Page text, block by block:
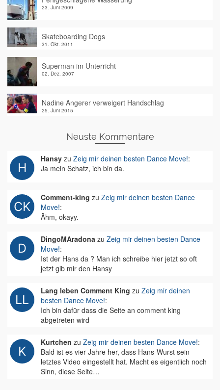
23. Juni 2009
Skateboarding Dogs
31. Okt. 2011
Superman im Unterricht
02. Dez. 2007
Nadine Angerer verweigert Handschlag
25. Juni 2015
Neuste Kommentare
Hansy zu Zeig mir deinen besten Dance Move!:
Ja mein Schatz, ich bin da.
Comment-king zu Zeig mir deinen besten Dance
Move!:
Ähm, okayy.
DingoMAradona zu Zeig mir deinen besten Dance
Move!:
Ist der Hans da ? Man ich schreibe hier jetzt so oft
jetzt gib mir den Hansy
Lang leben Comment King zu Zeig mir deinen
besten Dance Move!:
Ich bin dafür dass die Seite an comment king
abgetreten wird
Kurtchen zu Zeig mir deinen besten Dance Move!:
Bald ist es vier Jahre her, dass Hans-Wurst sein
letztes Video eingestellt hat. Macht es eigentlich noch
Sinn, diese Seite…